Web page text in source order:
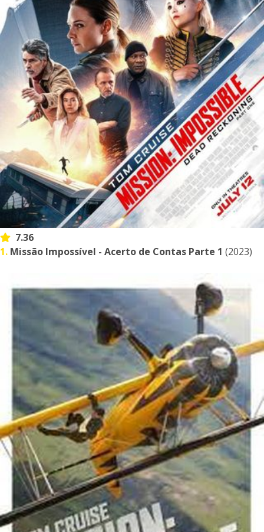
7.36
1. Missão Impossível - Acerto de Contas Parte 1 (2023)